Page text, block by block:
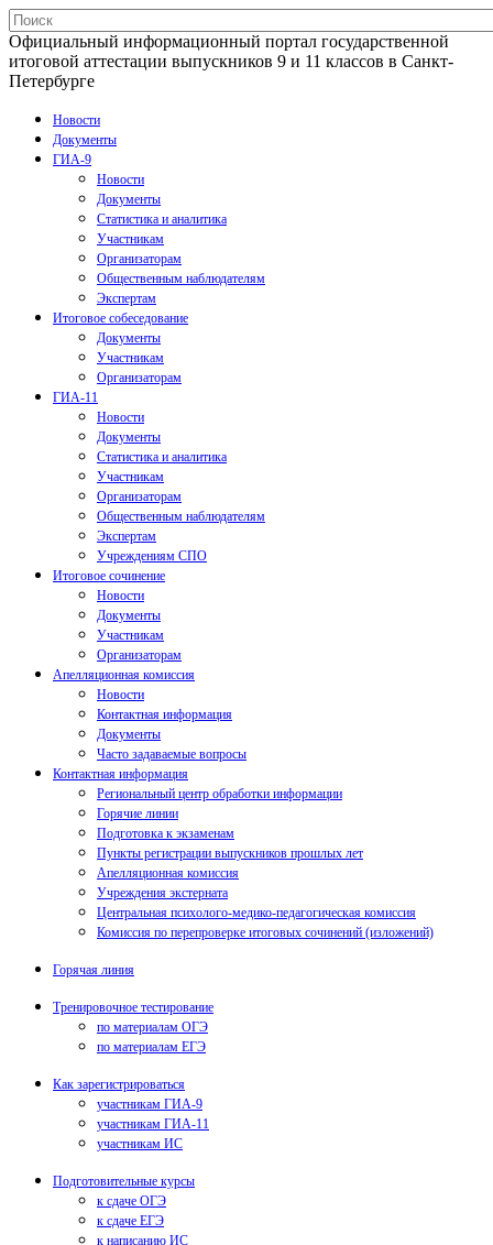
Официальный информационный портал государственной
итоговой аттестации выпускников 9 и 11 классов в Санкт-
Петербурге
Новости
Документы
ГИА-9
Новости
Документы
Статистика и аналитика
Участникам
Организаторам
Общественным наблюдателям
Экспертам
Итоговое собеседование
Документы
Участникам
Организаторам
ГИА-11
Новости
Документы
Статистика и аналитика
Участникам
Организаторам
Общественным наблюдателям
Экспертам
Учреждениям СПО
Итоговое сочинение
Новости
Документы
Участникам
Организаторам
Апелляционная комиссия
Новости
Контактная информация
Документы
Часто задаваемые вопросы
Контактная информация
Региональный центр обработки информации
Горячие линии
Подготовка к экзаменам
Пункты регистрации выпускников прошлых лет
Апелляционная комиссия
Учреждения экстерната
Центральная психолого-медико-педагогическая комиссия
Комиссия по перепроверке итоговых сочинений (изложений)
Горячая линия
Тренировочное тестирование
по материалам ОГЭ
по материалам ЕГЭ
Как зарегистрироваться
участникам ГИА-9
участникам ГИА-11
участникам ИС
Подготовительные курсы
к сдаче ОГЭ
к сдаче ЕГЭ
к написанию ИС